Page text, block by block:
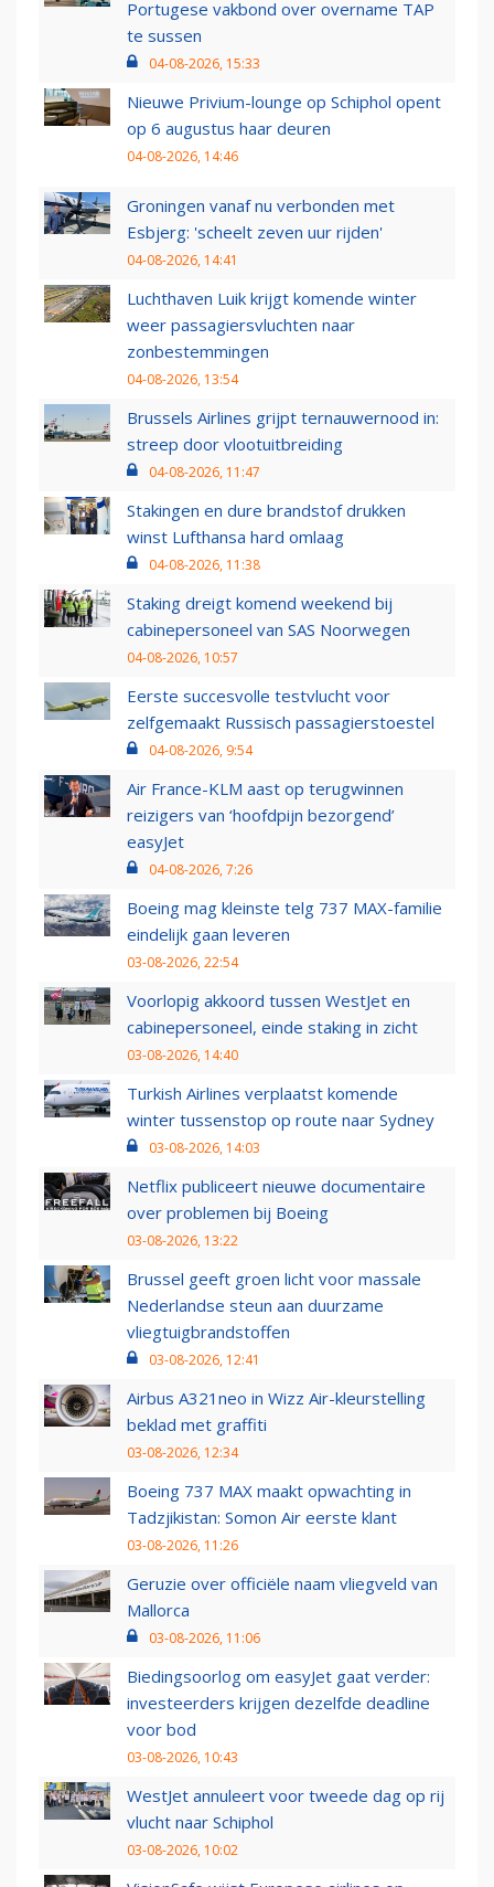
Portugese vakbond over overname TAP
te sussen
04-08-2026, 15:33
Nieuwe Privium-lounge op Schiphol opent
op 6 augustus haar deuren
04-08-2026, 14:46
Groningen vanaf nu verbonden met
Esbjerg: 'scheelt zeven uur rijden'
04-08-2026, 14:41
Luchthaven Luik krijgt komende winter
weer passagiersvluchten naar
zonbestemmingen
04-08-2026, 13:54
Brussels Airlines grijpt ternauwernood in:
streep door vlootuitbreiding
04-08-2026, 11:47
Stakingen en dure brandstof drukken
winst Lufthansa hard omlaag
04-08-2026, 11:38
Staking dreigt komend weekend bij
cabinepersoneel van SAS Noorwegen
04-08-2026, 10:57
Eerste succesvolle testvlucht voor
zelfgemaakt Russisch passagierstoestel
04-08-2026, 9:54
Air France-KLM aast op terugwinnen
reizigers van ‘hoofdpijn bezorgend’
easyJet
04-08-2026, 7:26
Boeing mag kleinste telg 737 MAX-familie
eindelijk gaan leveren
03-08-2026, 22:54
Voorlopig akkoord tussen WestJet en
cabinepersoneel, einde staking in zicht
03-08-2026, 14:40
Turkish Airlines verplaatst komende
winter tussenstop op route naar Sydney
03-08-2026, 14:03
Netflix publiceert nieuwe documentaire
over problemen bij Boeing
03-08-2026, 13:22
Brussel geeft groen licht voor massale
Nederlandse steun aan duurzame
vliegtuigbrandstoffen
03-08-2026, 12:41
Airbus A321neo in Wizz Air-kleurstelling
beklad met graffiti
03-08-2026, 12:34
Boeing 737 MAX maakt opwachting in
Tadzjikistan: Somon Air eerste klant
03-08-2026, 11:26
Geruzie over officiële naam vliegveld van
Mallorca
03-08-2026, 11:06
Biedingsoorlog om easyJet gaat verder:
investeerders krijgen dezelfde deadline
voor bod
03-08-2026, 10:43
WestJet annuleert voor tweede dag op rij
vlucht naar Schiphol
03-08-2026, 10:02